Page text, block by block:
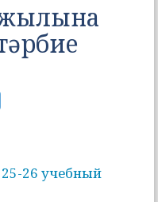
жылына
26 учебный